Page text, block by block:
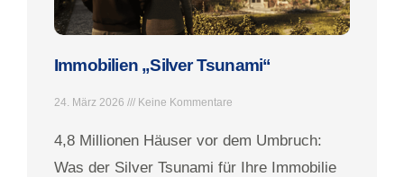
Immobilien „Silver Tsunami“
24. März 2026 Keine Kommentare
4,8 Millionen Häuser vor dem Umbruch:
Was der Silver Tsunami für Ihre Immobilie